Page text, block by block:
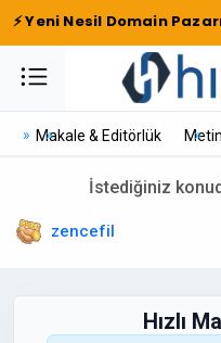
⚡ Yeni Nesil Domain
Makale & Editörlük
İstediğiniz
zencefil
Hızlı